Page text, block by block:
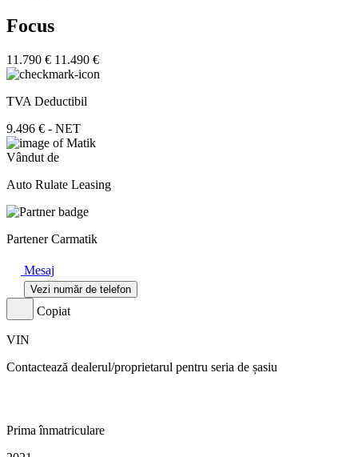
Focus
11.790 € 11.490 €
TVA Deductibil
9.496 € - NET
Vândut de
Auto Rulate Leasing
Partener Carmatik
Mesaj
Vezi număr de telefon
Copiat
VIN
Contactează dealerul/proprietarul pentru seria de șasiu
Prima înmatriculare